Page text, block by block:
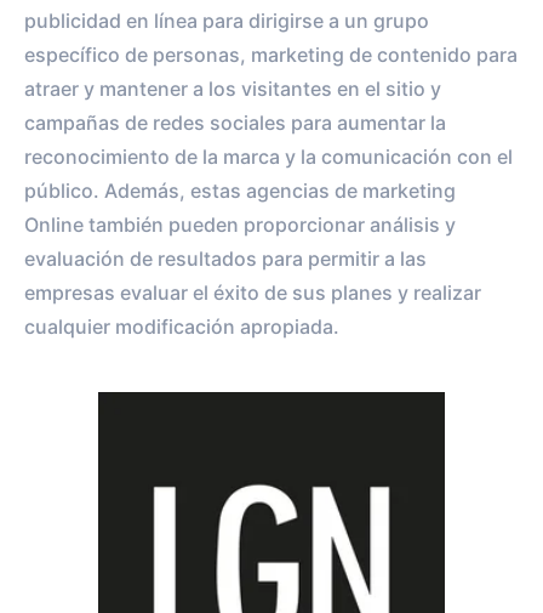
publicidad en línea para dirigirse a un grupo
específico de personas, marketing de contenido para
atraer y mantener a los visitantes en el sitio y
campañas de redes sociales para aumentar la
reconocimiento de la marca y la comunicación con el
público. Además, estas agencias de marketing
Online también pueden proporcionar análisis y
evaluación de resultados para permitir a las
empresas evaluar el éxito de sus planes y realizar
cualquier modificación apropiada.